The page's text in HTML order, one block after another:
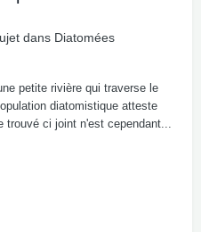
dans Diatomées
petite rivière qui traverse le
diatomistique atteste
trouvé ci joint n'est cependant...